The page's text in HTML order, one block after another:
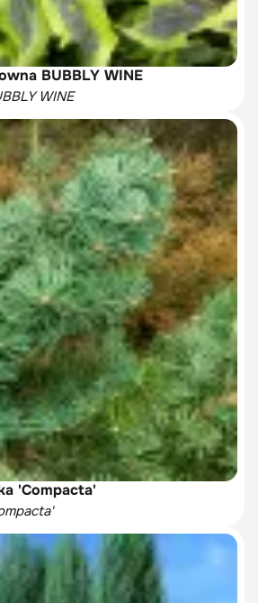
BUBBLY WINE
WINE
'Compacta'